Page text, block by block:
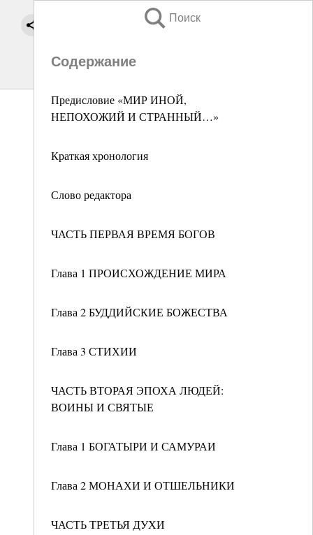
Поиск
Содержание
Предисловие «МИР ИНОЙ,
НЕПОХОЖИЙ И СТРАННЫЙ…»
Краткая хронология
Слово редактора
ЧАСТЬ ПЕРВАЯ ВРЕМЯ БОГОВ
Глава 1 ПРОИСХОЖДЕНИЕ МИРА
Глава 2 БУДДИЙСКИЕ БОЖЕСТВА
Глава 3 СТИХИИ
ЧАСТЬ ВТОРАЯ ЭПОХА ЛЮДЕЙ:
ВОИНЫ И СВЯТЫЕ
Глава 1 БОГАТЫРИ И САМУРАИ
Глава 2 МОНАХИ И ОТШЕЛЬНИКИ
ЧАСТЬ ТРЕТЬЯ ДУХИ